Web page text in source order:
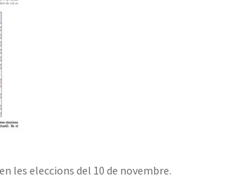
les eleccions del 10 de novembre.